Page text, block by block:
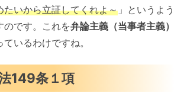
たいから立証してくれよ～ 」というよう
のです。これを弁論主義（当事者主義）
ているわけですね。
149条１項